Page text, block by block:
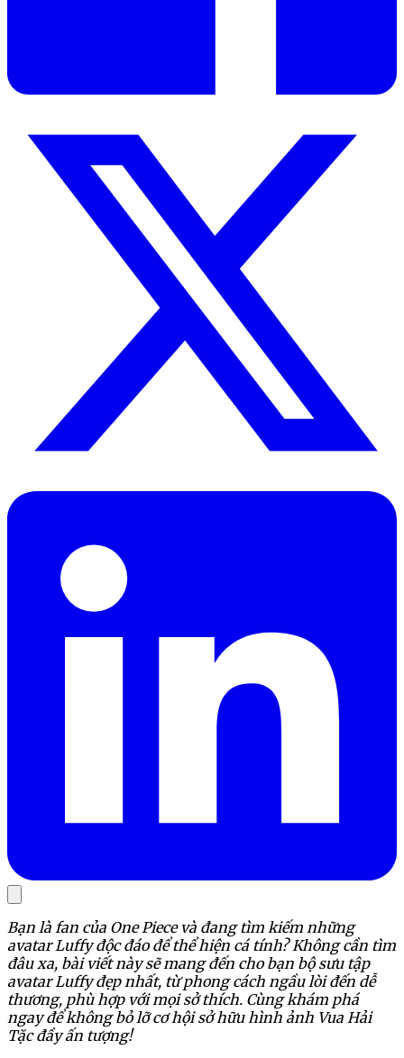
Bạn là fan của One Piece và đang tìm kiếm những
avatar Luffy độc đáo để thể hiện cá tính? Không cần tìm
đâu xa, bài viết này sẽ mang đến cho bạn bộ sưu tập
avatar Luffy đẹp nhất, từ phong cách ngầu lòi đến dễ
thương, phù hợp với mọi sở thích. Cùng khám phá
ngay để không bỏ lỡ cơ hội sở hữu hình ảnh Vua Hải
Tặc đầy ấn tượng!